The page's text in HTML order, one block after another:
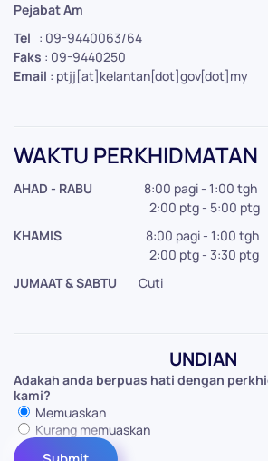
Pejabat Am
Tel : 09-9440063/64
Faks : 09-9440250
Email : ptjj[at]kelantan[dot]gov[dot]my
WAKTU PERKHIDMATAN
AHAD - RABU 8:00 pagi - 1:00 tgh
2:00 ptg - 5:00 ptg
KHAMIS 8:00 pagi - 1:00 tgh
2:00 ptg - 3:30 ptg
JUMAAT & SABTU Cuti
UNDIAN
Adakah anda berpuas hati dengan
kami?
Memuaskan
Kurang memuaskan